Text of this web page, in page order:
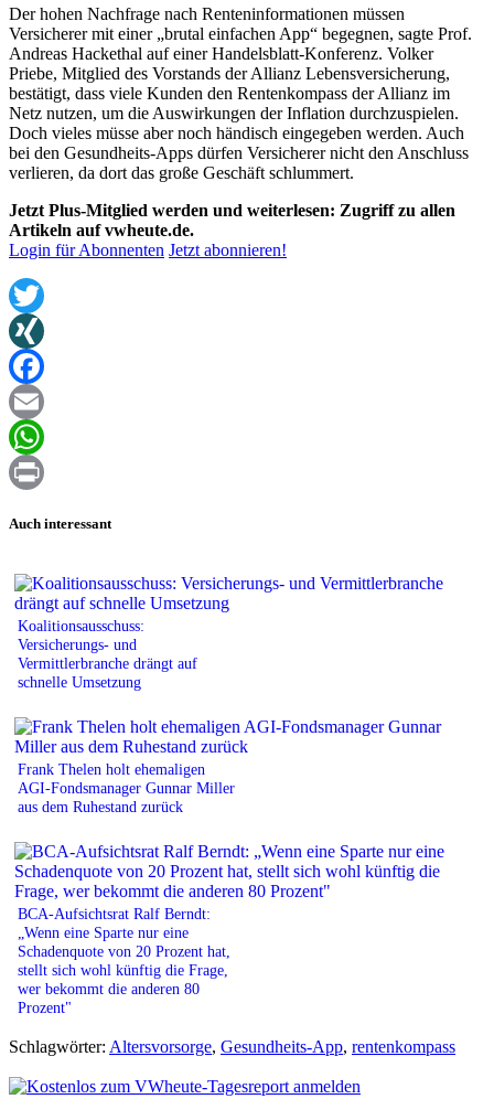
Der hohen Nachfrage nach Renteninformationen müssen
Versicherer mit einer „brutal einfachen App“ begegnen, sagte Prof.
Andreas Hackethal auf einer Handelsblatt-Konferenz. Volker
Priebe, Mitglied des Vorstands der Allianz Lebensversicherung,
bestätigt, dass viele Kunden den Rentenkompass der Allianz im
Netz nutzen, um die Auswirkungen der Inflation durchzuspielen.
Doch vieles müsse aber noch händisch eingegeben werden. Auch
bei den Gesundheits-Apps dürfen Versicherer nicht den Anschluss
verlieren, da dort das große Geschäft schlummert.
Jetzt Plus-Mitglied werden und weiterlesen: Zugriff zu allen
Artikeln auf vwheute.de.
Login für Abonnenten Jetzt abonnieren!
Twitter
XING
Facebook
Email
WhatsApp
Auch interessant
Koalitionsausschuss:
Versicherungs- und
Vermittlerbranche drängt auf
schnelle Umsetzung
Frank Thelen holt ehemaligen
AGI-Fondsmanager Gunnar Miller
aus dem Ruhestand zurück
BCA-Aufsichtsrat Ralf Berndt:
„Wenn eine Sparte nur eine
Schadenquote von 20 Prozent hat,
stellt sich wohl künftig die Frage,
wer bekommt die anderen 80
Prozent"
Schlagwörter: Altersvorsorge, Gesundheits-App, rentenkompass